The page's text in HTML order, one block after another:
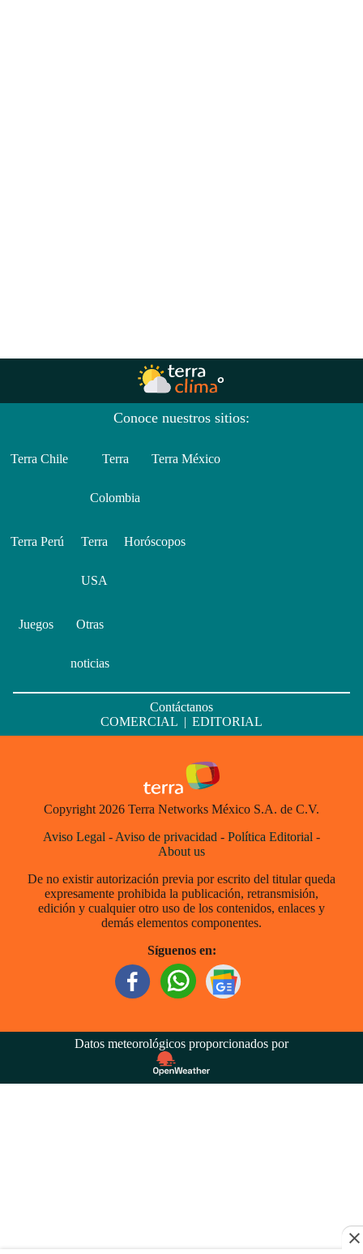
Conoce nuestros sitios:
Terra Chile Terra
Colombia
Terra México
Terra Perú Terra
USA
Horóscopos
Juegos Otras
noticias
Contáctanos
COMERCIAL | EDITORIAL
Copyright 2026 Terra Networks México S.A. de C.V.
Aviso Legal - Aviso de privacidad - Política Editorial -
About us
De no existir autorización previa por escrito del titular queda
expresamente prohibida la publicación, retransmisión,
edición y cualquier otro uso de los contenidos, enlaces y
demás elementos componentes.
Síguenos en:
Datos meteorológicos proporcionados por